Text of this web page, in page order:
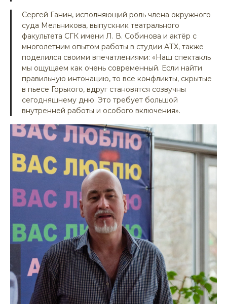
Сергей Ганин, исполняющий роль члена окружного
суда Мельникова, выпускник театрального
факультета СГК имени Л. В. Собинова и актёр с
многолетним опытом работы в студии АТХ, также
поделился своими впечатлениями: «Наш спектакль
мы ощущаем как очень современный. Если найти
правильную интонацию, то все конфликты, скрытые
в пьесе Горького, вдруг становятся созвучны
сегодняшнему дню. Это требует большой
внутренней работы и особого включения».